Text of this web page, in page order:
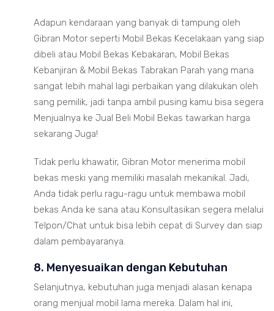
Adapun kendaraan yang banyak di tampung oleh
Gibran Motor seperti Mobil Bekas Kecelakaan yang siap
dibeli atau Mobil Bekas Kebakaran, Mobil Bekas
Kebanjiran & Mobil Bekas Tabrakan Parah yang mana
sangat lebih mahal lagi perbaikan yang dilakukan oleh
sang pemilik, jadi tanpa ambil pusing kamu bisa segera
Menjualnya ke Jual Beli Mobil Bekas tawarkan harga
sekarang Juga!
Tidak perlu khawatir, Gibran Motor menerima mobil
bekas meski yang memiliki masalah mekanikal. Jadi,
Anda tidak perlu ragu-ragu untuk membawa mobil
bekas Anda ke sana atau Konsultasikan segera melalui
Telpon/Chat untuk bisa lebih cepat di Survey dan siap
dalam pembayaranya.
8. Menyesuaikan dengan Kebutuhan
Selanjutnya, kebutuhan juga menjadi alasan kenapa
orang menjual mobil lama mereka. Dalam hal ini,